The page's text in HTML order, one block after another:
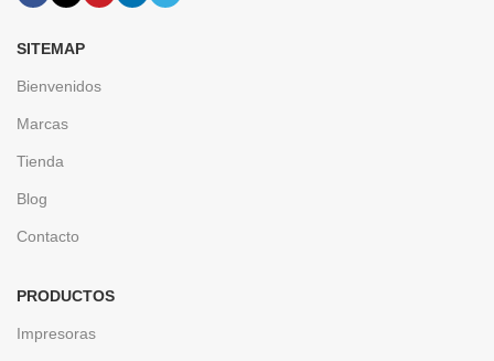
SITEMAP
Bienvenidos
Marcas
Tienda
Blog
Contacto
PRODUCTOS
Impresoras